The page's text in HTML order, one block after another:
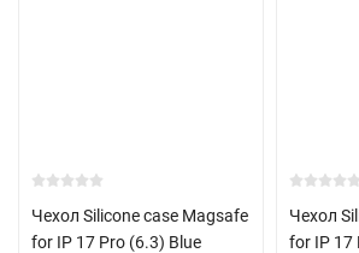
Чехол Silicone case Magsafe
for IP 17 Pro (6.3) Blue
Чехол
for IP 17